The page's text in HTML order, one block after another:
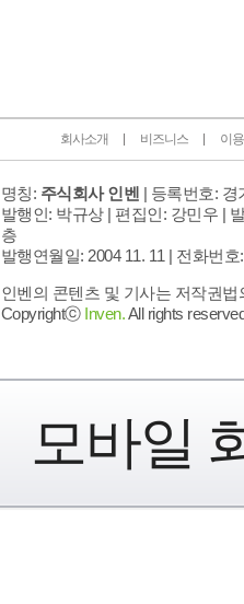
회사소개 비즈니스 이
명칭: 주식회사 인벤 | 등록번호: 경
발행인: 박규상 | 편집인: 강민우 |
층
발행연월일: 2004 11. 11 | 전화번호
인벤의 콘텐츠 및 기사는 저작권
Copyrightⓒ Inven.All rights
모바일